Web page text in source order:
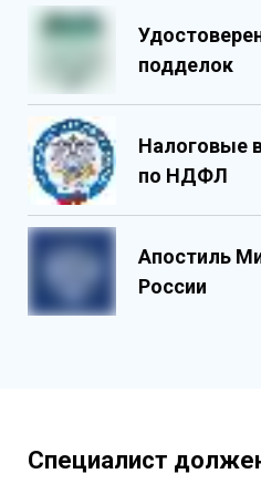
подделок
защиты
элементы
Налоговые
по НДФЛ
Апостиль
России
Специалист